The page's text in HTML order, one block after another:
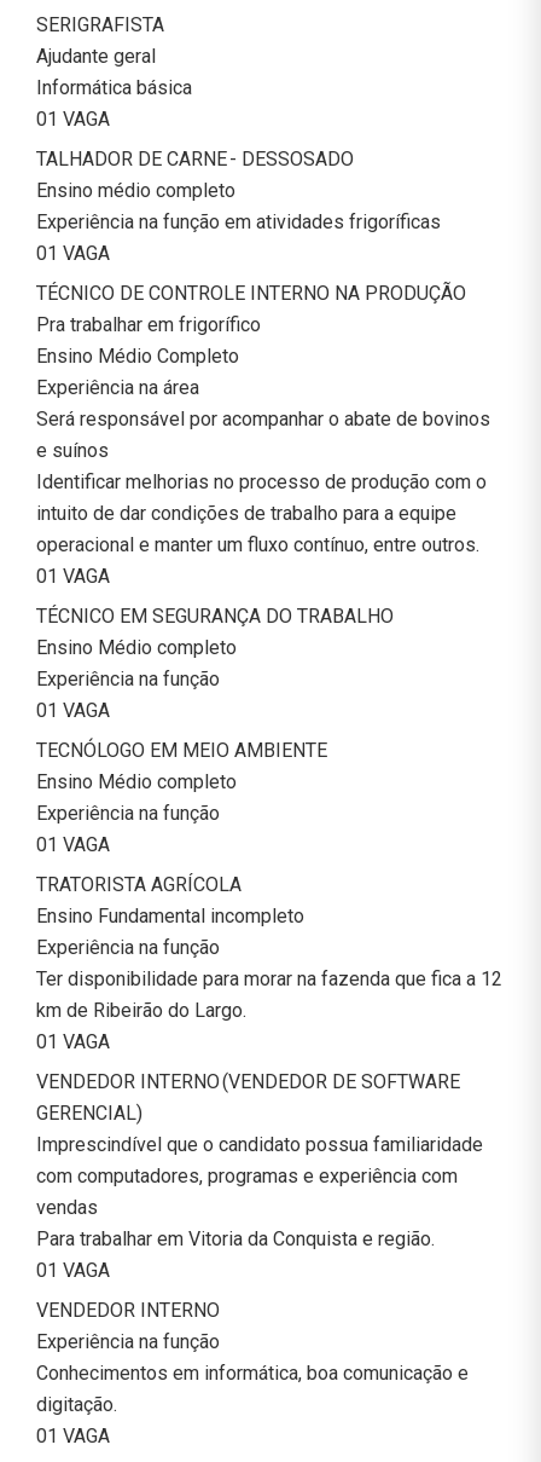
SERIGRAFISTA
Ajudante geral
Informática básica
01 VAGA
TALHADOR DE CARNE - DESSOSADO
Ensino médio completo
Experiência na função em atividades frigoríficas
01 VAGA
TÉCNICO DE CONTROLE INTERNO NA PRODUÇÃO
Pra trabalhar em frigorífico
Ensino Médio Completo
Experiência na área
Será responsável por acompanhar o abate de bovinos
e suínos
Identificar melhorias no processo de produção com o
intuito de dar condições de trabalho para a equipe
operacional e manter um fluxo contínuo, entre outros.
01 VAGA
TÉCNICO EM SEGURANÇA DO TRABALHO
Ensino Médio completo
Experiência na função
01 VAGA
TECNÓLOGO EM MEIO AMBIENTE
Ensino Médio completo
Experiência na função
01 VAGA
TRATORISTA AGRÍCOLA
Ensino Fundamental incompleto
Experiência na função
Ter disponibilidade para morar na fazenda que fica a 12
km de Ribeirão do Largo.
01 VAGA
VENDEDOR INTERNO (VENDEDOR DE SOFTWARE
GERENCIAL)
Imprescindível que o candidato possua familiaridade
com computadores, programas e experiência com
vendas
Para trabalhar em Vitoria da Conquista e região.
01 VAGA
VENDEDOR INTERNO
Experiência na função
Conhecimentos em informática, boa comunicação e
digitação.
01 VAGA